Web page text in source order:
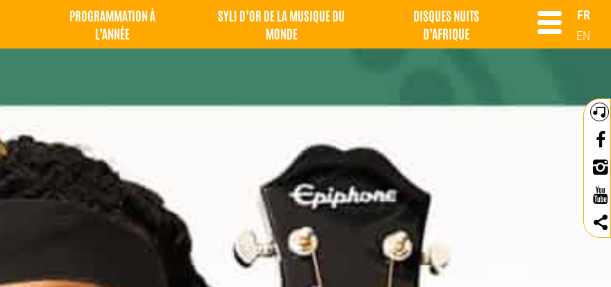
PROGRAMMATION À
L’ANNÉE
SYLI D’OR DE LA MUSIQUE DU
MONDE
DISQUES NUITS
D’AFRIQUE
FR
EN